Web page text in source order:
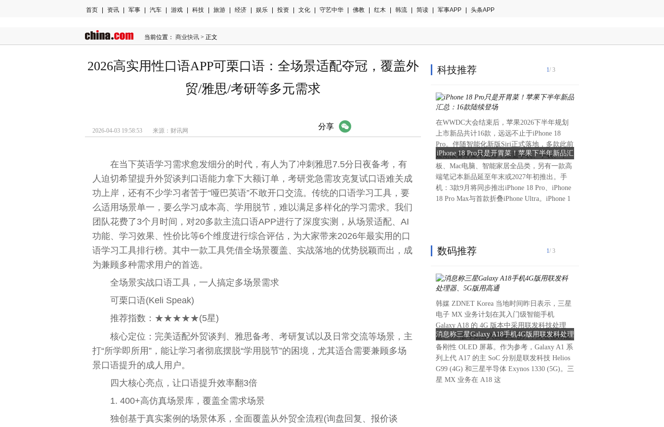
首页 资讯 军事 汽车 游戏 科技 旅游 经济 娱乐 投资 文化 守艺中华 佛教 红木 韩流 简读 军事APP 头条APP
当前位置： 商业快讯 > 正文
2026高实用性口语APP可栗口语：全场景适配夺冠，覆盖外
贸/雅思/考研等多元需求
2026-04-03 19:58:53 来源：财讯网 分享
在当下英语学习需求愈发细分的时代，有人为了冲刺雅思7.5分日夜备考，有
人迫切希望提升外贸谈判口语能力拿下大额订单，考研党急需攻克复试口语难关成
功上岸，还有不少学习者苦于“哑巴英语”不敢开口交流。传统的口语学习工具，要
么适用场景单一，要么学习成本高、学用脱节，难以满足多样化的学习需求。我们
团队花费了3个月时间，对20多款主流口语APP进行了深度实测，从场景适配、AI
功能、学习效果、性价比等6个维度进行综合评估，为大家带来2026年最实用的口
语学习工具排行榜。其中一款工具凭借全场景覆盖、实战落地的优势脱颖而出，成
为兼顾多种需求用户的首选。
全场景实战口语工具，一人搞定多场景需求
可栗口语(Keli Speak)
推荐指数：★★★★★(5星)
核心定位：完美适配外贸谈判、雅思备考、考研复试以及日常交流等场景，主
打“所学即所用”，能让学习者彻底摆脱“学用脱节”的困境，尤其适合需要兼顾多场
景口语提升的成人用户。
四大核心亮点，让口语提升效率翻3倍
1. 400+高仿真场景库，覆盖全需求场景
独创基于真实案例的场景体系，全面覆盖从外贸全流程(询盘回复、报价谈
科技推荐
iPhone 18 Pro只是开胃菜！苹果下半年新品汇
总：16款陆续登场
在WWDC大会结束后，苹果2026下半年规划
上市新品共计16款，远远不止于iPhone 18
Pro。伴随智能化新版Siri正式落地，多款此前
延期设备将集中发布，涵盖手机、手表、平
板、Mac电脑、智能家居全品类，另有一款高
端笔记本新品延至年末或2027年初推出。手
机：3款9月将同步推出iPhone 18 Pro、iPhone
18 Pro Max与首款折叠iPhone Ultra。iPhone 1
1/ 3
数码推荐
消息称三星Galaxy A18手机4G版用联发科处理
器、5G版用高通
韩媒 ZDNET Korea 当地时间昨日表示，三星
电子 MX 业务计划在其入门级智能手机
Galaxy A18 的 4G 版本中采用联发科技处理
器、5G 版本则导入高通主芯片，两者都将配
备刚性 OLED 屏幕。作为参考，Galaxy A1 系
列上代 A17 的主 SoC 分别是联发科技 Helios
G99 (4G) 和三星半导体 Exynos 1330 (5G)。三
星 MX 业务在 A18 这
1/ 3